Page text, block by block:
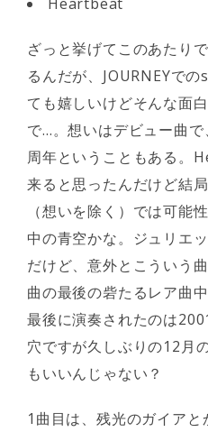
ざっと挙げてこのあたり
るんだが、JOURNEYで
ても嬉しいけどそんな面
で…。想いはデビュー曲
周年ということもある。
来ると思ったんだけど結
（想いを除く）では可能
中の青空かな。ジュリエ
だけど、意外とこういう
曲の最後の砦たるレア曲
最後に演奏されたのは
穴ですが久しぶりの12月
もいいんじゃない？
1曲目は、残光のガイアと